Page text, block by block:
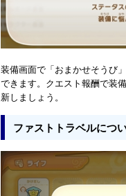
装備画面で「おまかせそうび
できます。クエスト報酬で装
新しましょう。
ファストトラベルにつ